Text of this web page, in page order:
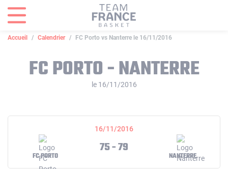
Accueil Calendrier FC Porto vs Nanterre le 16/11/2016
FC PORTO - NANTERRE
le 16/11/2016
16/11/2016
FC PORTO
75 - 79
NANTERRE
Panneau de gestion des cookies